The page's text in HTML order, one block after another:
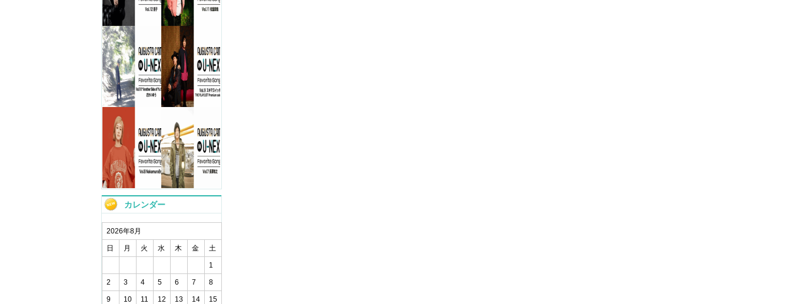
カレンダー
2026年8月
日 月 火 水 木 金 土
1
2 3 4 5 6 7 8
9 10 11 12 13 14 15